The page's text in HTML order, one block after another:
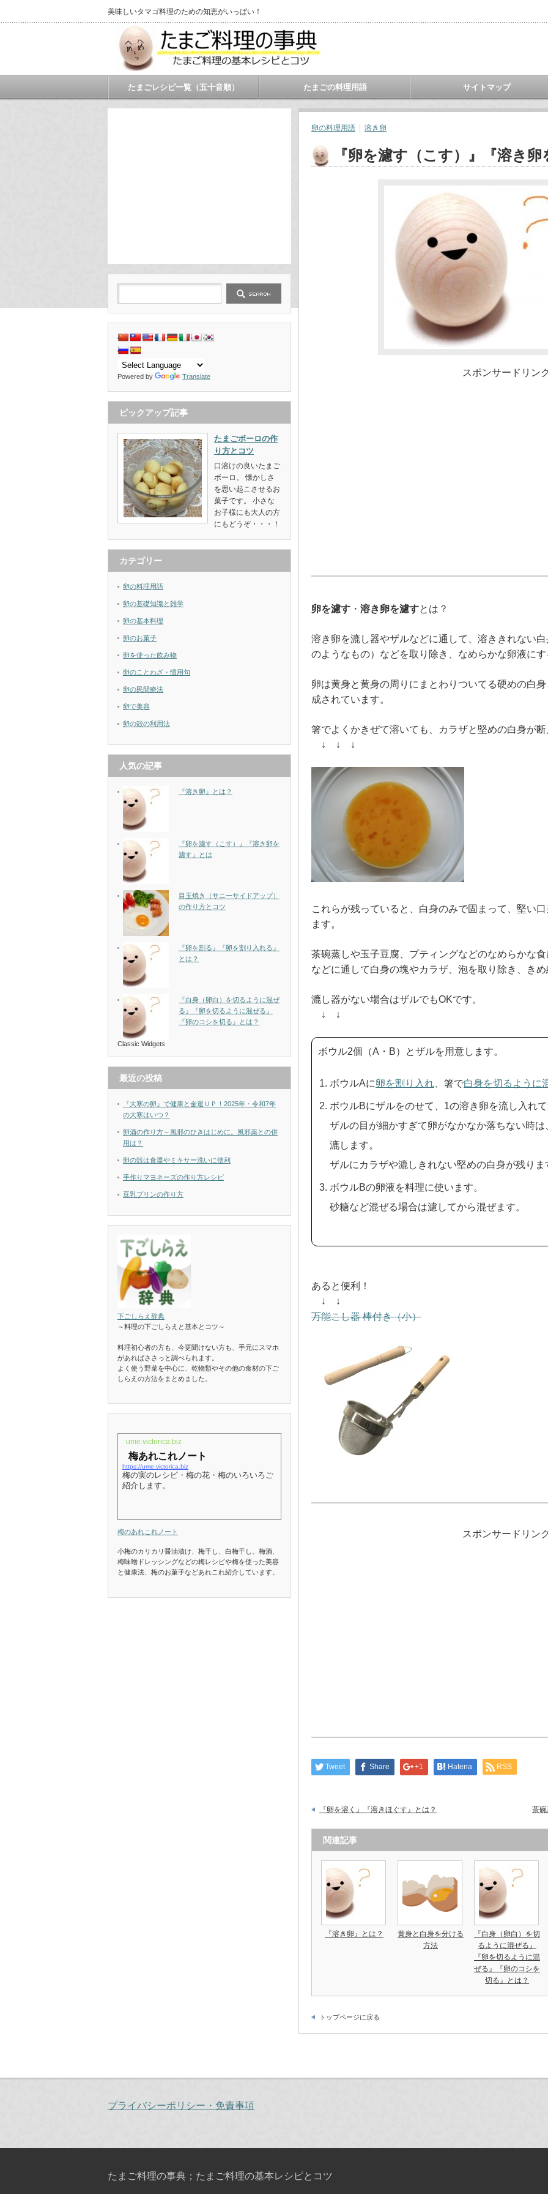
美味しいタマゴ料理のための知恵がいっぱい！
たまごレシピ一覧（五十音順） たまごの料理用語 サイトマップ
卵の料理用語 溶き卵
『卵を濾す（こす）』『溶き
スポンサードリン
卵を濾す ・ 溶き卵を濾すとは？
溶き卵を漉し器やザルなどに通して、溶ききれない
のようなもの）などを取り除き、なめらかな卵液に
卵は黄身と黄身の周りにまとわりついてる硬めの白
成されています。
箸でよくかきぜて溶いても、カラザと堅めの白身が
↓ ↓ ↓
これらが残っていると、白身のみで固まって、堅い
ます。
茶碗蒸しや玉子豆腐、プティングなどのなめらかな
などに通して白身の塊やカラザ、泡を取り除き、き
漉し器がない場合はザルでもOKです。
↓ ↓
ボウル2個（A・B）とザルを用意します。
ボウルAに卵を割り入れ 、箸で白身を切るように
ボウルBにザルをのせて、1の溶き卵を流し入れ
ザルの目が細かすぎて卵がなかなか落ちない時
漉します。
ザルにカラザや漉しきれない堅めの白身が残りま
ボウルBの卵液を料理に使います。
砂糖など混ぜる場合は濾してから混ぜます。
あると便利！
↓ ↓
万能こし器 棒付き（小）
スポンサードリン
Tweet Share +1 Hatena RSS
『卵を溶く』『溶きほぐす』とは？ 茶
関連記事
『溶き卵』とは？
黄身と白身を分ける
方法
『白身（卵白）を切
るように混ぜる』
『卵を切るように混
ぜる』『卵のコシを
切る』とは？
トップページに戻る
Powered by Translate
ピックアップ記事
たまごボーロの作
り方とコツ
口溶けの良いたまご
ボーロ。 懐かしさ
を思い起こさせるお
菓子です。 小さな
お子様にも大人の方
にもどうぞ・・・！
カテゴリー
卵の料理用語
卵の基礎知識と雑学
卵の基本料理
卵のお菓子
卵を使った飲み物
卵のことわざ・慣用句
卵の民間療法
卵で美容
卵の殻の利用法
人気の記事
『溶き卵』とは？
『卵を濾す（こす）』『溶き卵を
濾す』とは
目玉焼き（サニーサイドアップ）
の作り方とコツ
『卵を割る』『卵を割り入れる』
とは？
『白身（卵白）を切るように混ぜ
る』『卵を切るように混ぜる』
『卵のコシを切る』とは？
Classic Widgets
最近の投稿
『大寒の卵』で健康と金運ＵＰ！2025年・令和7年
の大寒はいつ？
卵酒の作り方～風邪のひきはじめに。風邪薬との併
用は？
卵の殻は食器やミキサー洗いに便利
手作りマヨネーズの作り方レシピ
豆乳プリンの作り方
下ごしらえ辞典
～料理の下ごしらえと基本とコツ～
料理初心者の方も、今更聞けない方も、手元にスマホ
があればささっと調べられます。
よく使う野菜を中心に、乾物類やその他の食材の下ご
しらえの方法をまとめました。
ume.victorica.biz
梅あれこれノート
https://ume.victorica.biz
梅の実のレシピ・梅の花・梅のいろいろご
紹介します。
梅のあれこれノート
小梅のカリカリ醤油漬け、梅干し、白梅干し、梅酒、
梅味噌ドレッシングなどの梅レシピや梅を使った美容
と健康法、梅のお菓子などあれこれ紹介しています。
プライバシーポリシー・免責事項
たまご料理の事典；たまご料理の基本レシピとコツ